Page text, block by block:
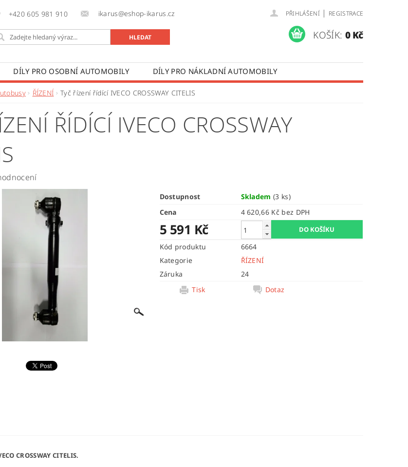
+420 605 981 910 ikarus@eshop-ikarus.cz PŘIHLÁŠENÍ | REGISTRACE
KOŠÍK: 0 Kč
DÍLY PRO OSOBNÍ AUTOMOBILY
DÍLY PRO NÁKLADNÍ AUTOMOBILY
DÍLY PRO ZEMĚDĚLSKÉ STROJE
VÝROBA A OPRAVY LISTOVÝCH PER
ŘÍZENÍ Tyč řízení řídící IVECO CROSSWAY CITELIS
ŘÍDÍCÍ IVECO CROSSWAY
Dostupnost Skladem(3 ks)
Cena
4 620,66 Kč bez DPH
5 591 Kč
Kód produktu
6664
Kategorie
ŘÍZENÍ
Záruka
24
Tisk
Dotaz
CROSSWAY CITELIS.